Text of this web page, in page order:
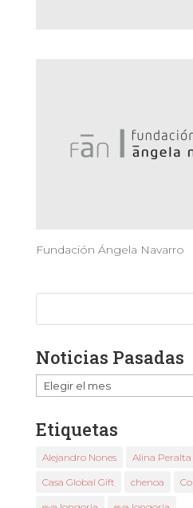
Fundación Ángela Navarro
Noticias Pasadas
Noticias
Pasadas
Etiquetas
Alejandro Nones Alina Peralta
Casa Global Gift chenoa